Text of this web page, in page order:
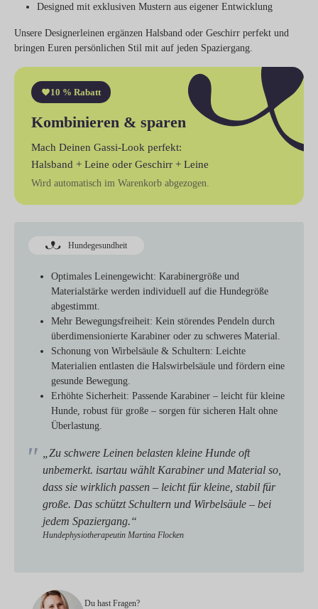
Designed mit exklusiven Mustern aus eigener Entwicklung
Unsere Designerleinen ergänzen Halsband oder Geschirr perfekt und
bringen Euren persönlichen Stil mit auf jeden Spaziergang.
10 % Rabatt
Kombinieren & sparen
Mach Deinen Gassi-Look perfekt:
Halsband + Leine oder Geschirr + Leine
Wird automatisch im Warenkorb abgezogen.
Hundegesundheit
Optimales Leinengewicht: Karabinergröße und
Materialstärke werden individuell auf die Hundegröße
abgestimmt.
Mehr Bewegungsfreiheit: Kein störendes Pendeln durch
überdimensionierte Karabiner oder zu schweres Material.
Schonung von Wirbelsäule & Schultern: Leichte
Materialien entlasten die Halswirbelsäule und fördern eine
gesunde Bewegung.
Erhöhte Sicherheit: Passende Karabiner – leicht für kleine
Hunde, robust für große – sorgen für sicheren Halt ohne
Überlastung.
„Zu schwere Leinen belasten kleine Hunde oft
unbemerkt. isartau wählt Karabiner und Material so,
dass sie wirklich passen – leicht für kleine, stabil für
große. Das schützt Schultern und Wirbelsäule – bei
jedem Spaziergang.“
Hundephysiotherapeutin Martina Flocken
Du hast Fragen?